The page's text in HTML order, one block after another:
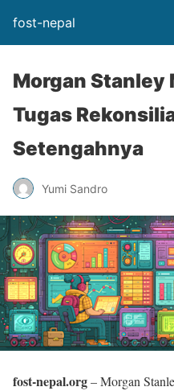
fost-nepal
Morgan Stanley
Tugas
Setengahnya
Yumi Sandro
fost-nepal.org– Morgan